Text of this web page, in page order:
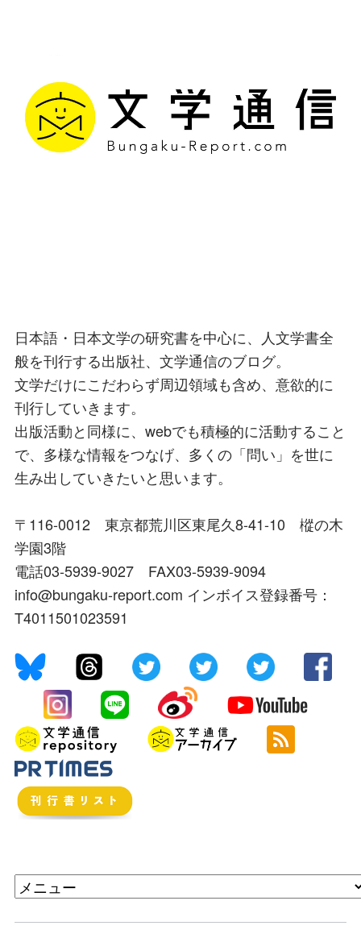
日本語・日本文学の研究書を中心に、人文学書全
般を刊行する出版社、文学通信のブログ。
文学だけにこだわらず周辺領域も含め、意欲的に
刊行していきます。
出版活動と同様に、webでも積極的に活動すること
で、多様な情報をつなげ、多くの「問い」を世に
生み出していきたいと思います。
〒116-0012 東京都荒川区東尾久8-41-10 樅の木
学園3階
電話03-5939-9027 FAX03-5939-9094
info@bungaku-report.com インボイス登録番号：
T4011501023591